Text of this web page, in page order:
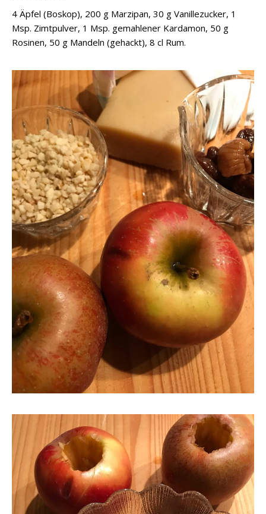
4 Äpfel (Boskop), 200 g Marzipan, 30 g Vanillezucker, 1
Msp. Zimtpulver, 1 Msp. gemahlener Kardamon, 50 g
Rosinen, 50 g Mandeln (gehackt), 8 cl Rum.